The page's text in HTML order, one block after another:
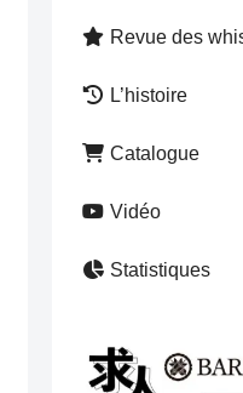
Revue des
L’histoire
Catalogue
Vidéo
Statistiques